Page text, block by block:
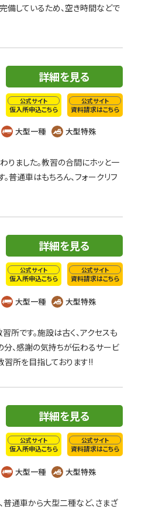
備しているため、空き時間などで
詳細を見る
公式サイト
仮入所申込こちら
公式サイト
資料請求はこちら
大型一種
大型特殊
りました。教習の合間にホッと一
普通車はもちろん、フォークリフ
詳細を見る
公式サイト
仮入所申込こちら
公式サイト
資料請求はこちら
大型一種
大型特殊
です。施設は古く、アクセスも
分、感謝の気持ちが伝わるサービ
所を目指しております!!
詳細を見る
公式サイト
仮入所申込こちら
公式サイト
資料請求はこちら
大型一種
大型特殊
通車から大型二種など、さまざ